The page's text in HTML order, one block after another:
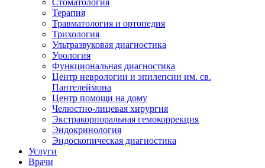
Терапия
Травматология и ортопедия
Трихология
Ультразвуковая диагностика
Урология
Функциональная диагностика
Центр неврологии и эпилепсии им. св.
Пантелеймона
Центр помощи на дому
Челюстно-лицевая хирургия
Экстракорпоральная гемокоррекция
Эндокринология
Эндоскопическая диагностика
Услуги
Врачи